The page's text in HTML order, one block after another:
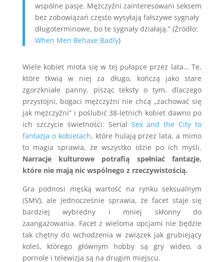
wspólne pasje. Mężczyźni zainteresowani seksem
bez zobowiązań często wysyłają fałszywe sygnały
długoterminowe, bo te sygnały działają.” (Źródło:
When Men Behave Badly)
Wiele kobiet miota się w tej pułapce przez lata… Te,
które tkwią w niej za długo, kończą jako stare
zgorzkniałe panny, pisząc teksty o tym, dlaczego
przystojni, bogaci mężczyźni nie chcą „zachować się
jak mężczyźni” i poślubić 38-letnich kobiet dawno po
ich szczycie świetności. Serial Sex and the City to
fantazja o kobietach, które hulają przez lata, a mimo
to magia sprawia, że wszystko idzie po ich myśli.
Narracje kulturowe potrafią spełniać fantazje,
które nie mają nic wspólnego z rzeczywistością.
Gra podnosi męską wartość na rynku seksualnym
(SMV), ale jednocześnie sprawia, że facet staje się
bardziej wybredny i mniej skłonny do
zaangażowania. Facet z wieloma opcjami nie będzie
tak chętny do wchodzenia w związek jak grubiejący
koleś, którego głównym hobby są gry wideo, a
pornole i telewizja są na drugim miejscu.